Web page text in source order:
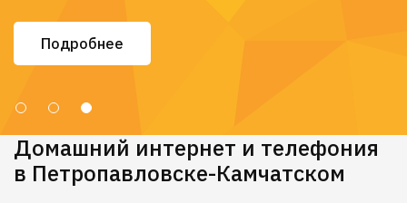
Подробнее
Домашний интернет и телефония
в Петропавловске-Камчатском